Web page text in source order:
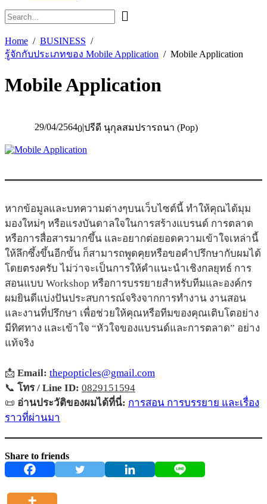
Home
BUSINESS
รู้จักกับประเภทของ Mobile Application
Mobile Application
Mobile Application
29/04/25640|ปรีดี นุกุลสมปรารถนา (Pop)
หากข้อมูลและบทความต่างๆบนเว็บไซต์นี้ ทำให้คุณได้มุม
มองใหม่ๆ หรือแรงบันดาลใจในการสร้างแบรนด์ การตลาด
หรือการสื่อสารมากขึ้น และอยากต่อยอดความเข้าใจเหล่านี้
ให้ลึกซึ้งขึ้นอีกขั้น ก็สามารถพูดคุยหรือขอคำปรึกษากับผมได้
โดยตรงครับ ไม่ว่าจะเป็นการให้คำแนะนำเชิงกลยุทธ์ การ
สอนแบบ Workshop หรือการบรรยายสำหรับทีมและองค์กร
ผมยินดีแบ่งปันประสบการณ์จริงจากการทำงาน งานสอน
และงานที่ปรึกษา เพื่อช่วยให้คุณหรือทีมของคุณเติบโตอย่าง
มีทิศทาง และเข้าใจ “หัวใจของแบรนด์และการตลาด” อย่าง
แท้จริง
📩 Email: thepopticles@gmail.com
📞 โทร / Line ID: 0829151594
📜 อ่านประวัติของผมได้ที่นี่: การสอน การบรรยาย และเรื่อง
ราวที่ผ่านมา
Share to friends